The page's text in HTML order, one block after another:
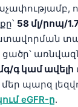
58 մլ/րոպ/
ցածր՝
գ կամ ավելի
պարզ
eGFR-ը.
мова